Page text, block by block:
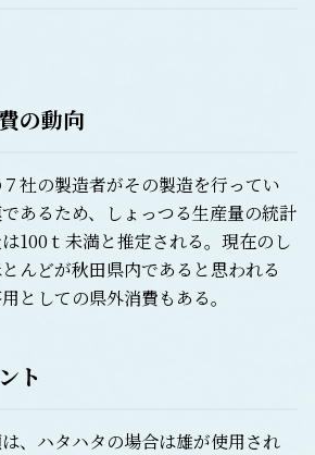
の動向
社の製造者がその製造を行ってい
あるため、しょっつる生産量の統計
100ｔ未満と推定される。現在のし
んどが秋田県内であると思われる
としての県外消費もある。
ト
、ハタハタの場合は雄が使用され